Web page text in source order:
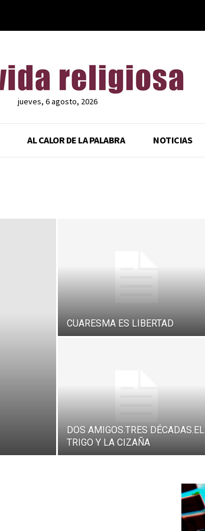
jueves, 6 agosto, 2026
AL CALOR DE LA PALABRA NOTICIAS
CUARESMA ES LIBERTAD
DOS AMIGOS.TRES DÉCADAS.EL
TRIGO Y LA CIZAÑA